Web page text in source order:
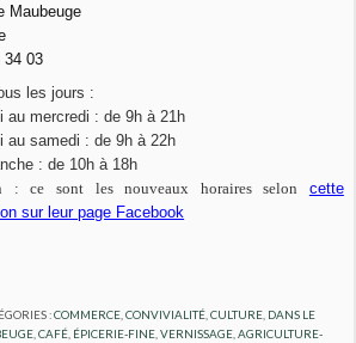
Maubeuge
34 03
les jours :
au mercredi : de 9h à 21h
au samedi : de 9h à 22h
: de 10h à 18h
: ce sont les nouveaux horaires selon
cette
sur leur page Facebook
:COMMERCE, CONVIVIALITÉ, CULTURE, DANS LE
,CAFÉ ÉPICERIE-FINE ,VERNISSAGE ,AGRICULTURE-